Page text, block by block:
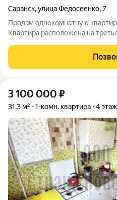
Саранск,улица Федосеенко,7
Продам однокомнатную
Квартира расположена на
площадь квартиры 30 кВ., жилая
В квартире сделан
3 100 000 ₽
31,3 м² 1-комн. квартира 4 этаж